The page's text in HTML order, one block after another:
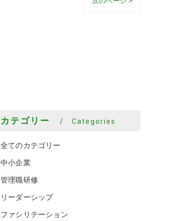
カテゴリー Categories
全てのカテゴリー
中小企業
管理職研修
リーダーシップ
ファシリテーション